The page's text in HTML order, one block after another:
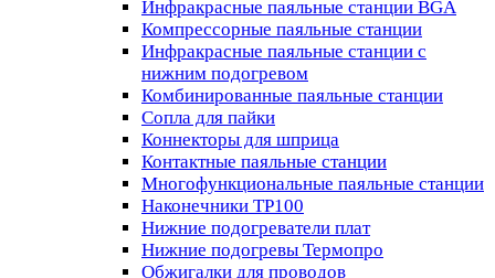
Инфракрасные паяльные станции BGA
Компрессорные паяльные станции
Инфракрасные паяльные станции с
нижним подогревом
Комбинированные паяльные станции
Сопла для пайки
Коннекторы для шприца
Контактные паяльные станции
Многофункциональные паяльные станции
Наконечники TP100
Нижние подогреватели плат
Нижние подогревы Термопро
Обжигалки для проводов